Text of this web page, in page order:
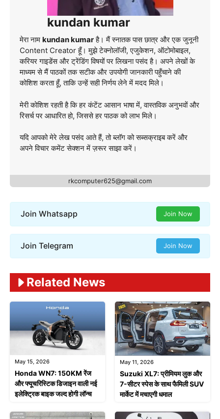
kundan kumar
मेरा नाम kundan kumarहै। मैं स्नातक पास छात्र और एक जुनूनी
Content Creator हूँ। मुझे टेक्नोलॉजी, एजुकेशन, ऑटोमोबाइल,
करियर गाइडेंस और ट्रेंडिंग विषयों पर लिखना पसंद है। अपने लेखों के
माध्यम से मैं पाठकों तक सटीक और उपयोगी जानकारी पहुँचाने की
कोशिश करता हूँ, ताकि उन्हें सही निर्णय लेने में मदद मिले।
मेरी कोशिश रहती है कि हर कंटेंट आसान भाषा में, वास्तविक अनुभवों और
रिसर्च पर आधारित हो, जिससे हर पाठक को लाभ मिले।
यदि आपको मेरे लेख पसंद आते हैं, तो ब्लॉग को सब्सक्राइब करें और
अपने विचार कमेंट सेक्शन में ज़रूर साझा करें।
rkcomputer625@gmail.com
Join Whatsapp Join Now
Join Telegram Join Now
Related News
May 15, 2026
Honda WN7: 150KM रेंज
और फ्यूचरिस्टिक डिजाइन वाली नई
इलेक्ट्रिक बाइक जल्द होगी लॉन्च
May 11, 2026
Suzuki XL7: प्रीमियम लुक और
7-सीटर स्पेस के साथ फैमिली SUV
मार्केट में मचाएगी धमाल